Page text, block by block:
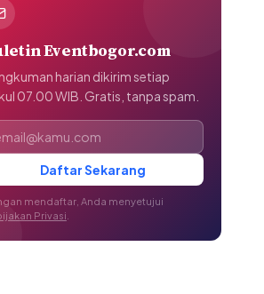
Eventbogor.com
harian dikirim setiap
07.00 WIB. Gratis, tanpa spam.
email
Daftar Sekarang
mendaftar, Anda menyetujui
Privasi